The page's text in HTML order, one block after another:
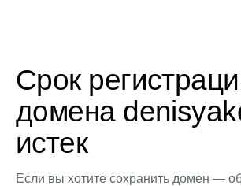
Срок
домена
истек
Если вы хотите сохранить домен —